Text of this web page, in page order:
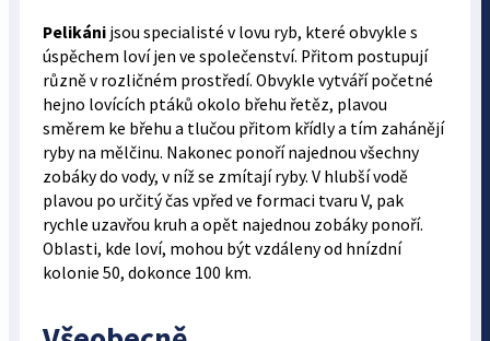
Pelikánijsou specialisté v lovu ryb, které obvykle s
úspěchem loví jen ve společenství. Přitom postupují
různě v rozličném prostředí. Obvykle vytváří početné
hejno lovících ptáků okolo břehu řetěz, plavou
směrem ke břehu a tlučou přitom křídly a tím zahánějí
ryby na mělčinu. Nakonec ponoří najednou všechny
zobáky do vody, v níž se zmítají ryby. V hlubší vodě
plavou po určitý čas vpřed ve formaci tvaru V, pak
rychle uzavřou kruh a opět najednou zobáky ponoří.
Oblasti, kde loví, mohou být vzdáleny od hnízdní
kolonie 50, dokonce 100 km.